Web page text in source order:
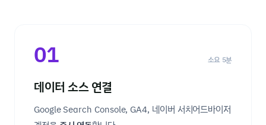
01 소요 5분
데이터 소스 연결
Google Search Console, GA4, 네이버 서치어드바이저